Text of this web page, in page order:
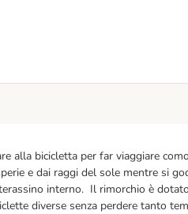
alla bicicletta per far viaggiare
e dai raggi del sole mentre si
interno. Il rimorchio è
diverse senza perdere tanto